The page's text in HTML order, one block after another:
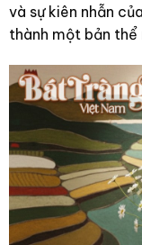
và sự kiên nhẫn
thành một bản thể